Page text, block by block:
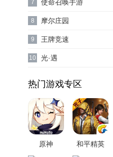
7 使命召唤手游
8 摩尔庄园
9 王牌竞速
10 光·遇
热门游戏专区
原神 和平精英